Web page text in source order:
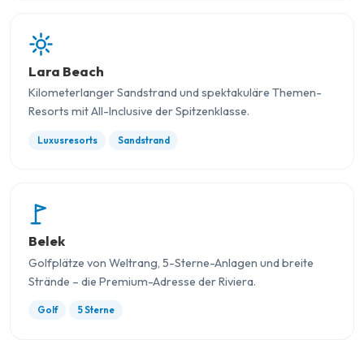
Lara Beach
Kilometerlanger Sandstrand und spektakuläre Themen-
Resorts mit All-Inclusive der Spitzenklasse.
Luxusresorts Sandstrand
Belek
Golfplätze von Weltrang, 5-Sterne-Anlagen und breite
Strände – die Premium-Adresse der Riviera.
Golf 5 Sterne